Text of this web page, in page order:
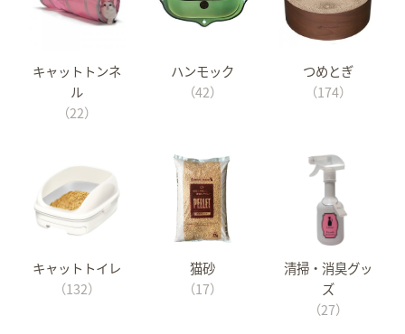
キャットトンネ
ル
（22）
ハンモック
（42）
つめとぎ
（174）
キャットトイレ
（132）
猫砂
（17）
清掃・消臭グッ
ズ
（27）